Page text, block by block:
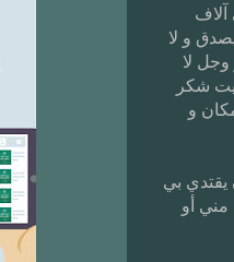
و لا
لا
شكر
و
يقتدي بي
أو